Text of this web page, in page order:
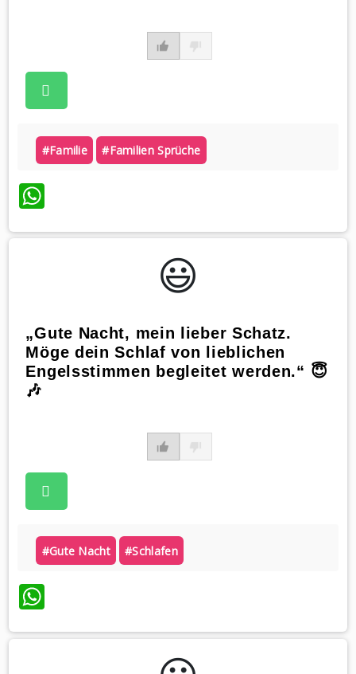
#familie #familien Sprüche
WhatsApp
😃️
„Gute Nacht, mein lieber Schatz.
Möge dein Schlaf von lieblichen
Engelsstimmen begleitet werden.“ 😇
🎶
#gute Nacht #schlafen
WhatsApp